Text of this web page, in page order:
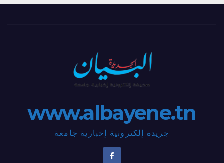
www.albayene.tn
جريدة إلكترونية إخبارية جامعة